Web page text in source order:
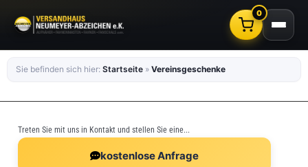
0
Sie befinden sich hier: Startseite » Vereinsgeschenke
Treten Sie mit uns in Kontakt und stellen Sie eine...
kostenlose Anfrage